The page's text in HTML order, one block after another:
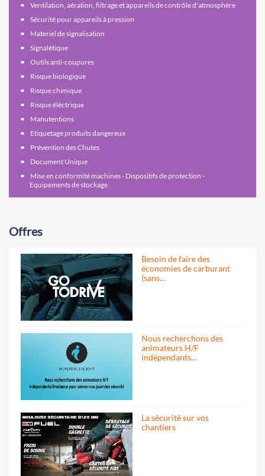
Ventilation, aération, filtrage et appareils de contrôle d'atmosphère
Sécurité pour appareils à pression
Materiel de signalisation
Signalétique
Outils anti-coupures
Risque biologique
Risque chimique
Risque éléctrique
Manutentions
Etiquetage produits dangereux
Prévention des Chutes
Document Unique
Mise en conformité machines - Dispositifs de protection -
Equipements de stockage
Offres
Besoin de faire des
économies de carburant
(sans…
Nous recherchons des
animateurs H/F
indépendants…
La sécurité sur vos
chantiers